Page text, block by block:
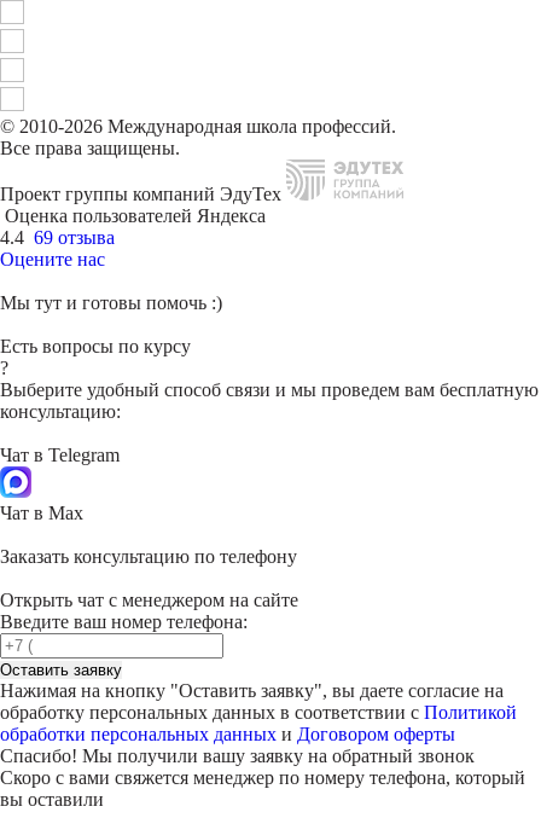
© 2010-2026 Международная школа профессий.
Все права защищены.
Проект группы компаний ЭдуТех
Оценка пользователей Яндекса
4.4 69 отзыва
Оцените нас
Мы тут и готовы помочь :)
Есть вопросы по курсу
?
Выберите удобный способ связи и мы проведем вам бесплатную
консультацию:
Чат в Telegram
Чат в Max
Заказать консультацию по телефону
Открыть чат с менеджером на сайте
Введите ваш номер телефона:
Оставить заявку
Нажимая на кнопку "Оставить заявку", вы даете согласие на
обработку персональных данных в соответствии с Политикой
обработки персональных данных и Договором оферты
Спасибо! Мы получили вашу заявку на обратный звонок
Скоро с вами свяжется менеджер по номеру телефона, который
вы оставили